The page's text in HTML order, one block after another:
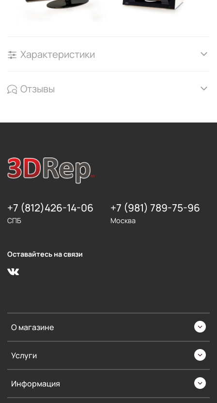
Характеристики
Отзывы
О магазине
Услуги
Информация
+7 (812)426-14-06
СПБ
+7 (981) 789-75-96
Москва
Оставайтесь на связи